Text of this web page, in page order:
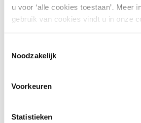
u voor ‘alle cookies toestaan’. Meer
gebruik van cookies vindt u in onze
Noodzakelijk
Voorkeuren
Statistieken
HAMIL voor gemeenten –
Basiscursus Omgevingswet: